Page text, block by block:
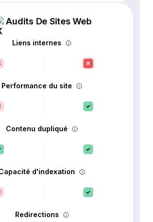
Audits De Sites Web
Liens internes
Performance du site
Contenu dupliqué
d'indexation
Redirections